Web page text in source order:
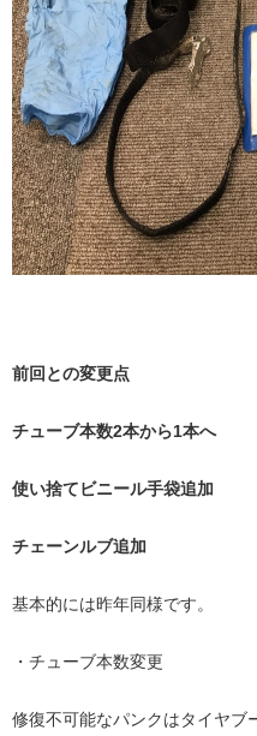
前回との変更点
チューブ本数2本から1本へ
使い捨てビニール手袋追加
チェーンルブ追加
基本的には昨年同様です。
・チューブ本数変更
修復不可能なパンクはタイヤブ